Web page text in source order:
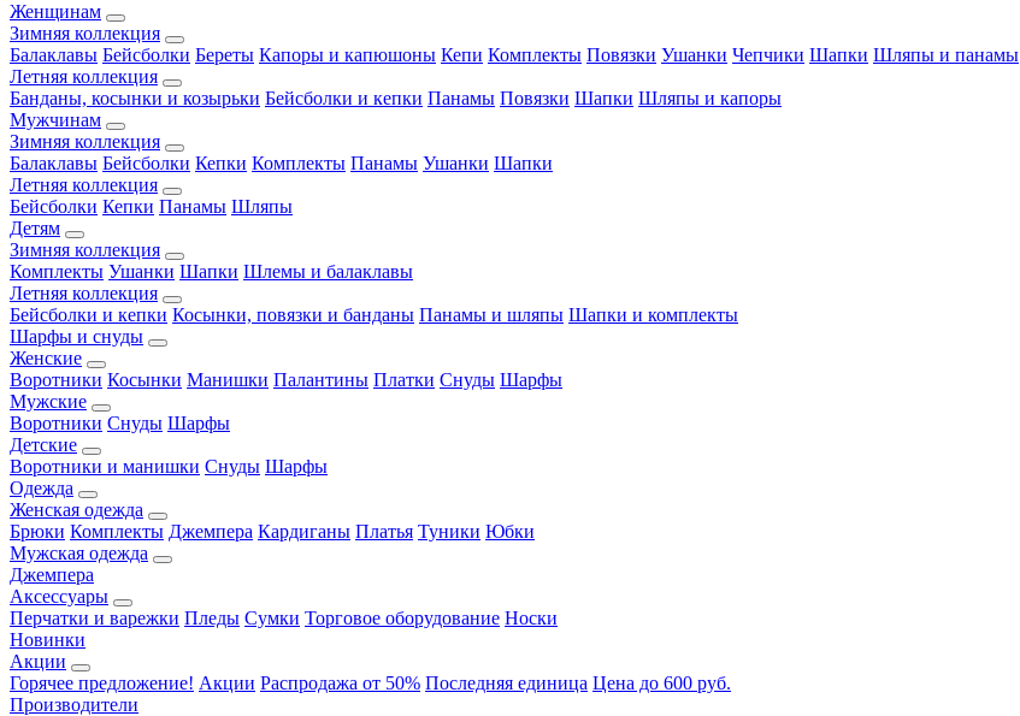
Женщинам
Зимняя коллекция
Балаклавы Бейсболки Береты Капоры и капюшоны Кепи Комплекты Повязки Ушанки Чепчики Шапки Шляпы и панамы
Летняя коллекция
Банданы, косынки и козырьки Бейсболки и кепки Панамы Повязки Шапки Шляпы и капоры
Мужчинам
Зимняя коллекция
Балаклавы Бейсболки Кепки Комплекты Панамы Ушанки Шапки
Летняя коллекция
Бейсболки Кепки Панамы Шляпы
Детям
Зимняя коллекция
Комплекты Ушанки Шапки Шлемы и балаклавы
Летняя коллекция
Бейсболки и кепки Косынки, повязки и банданы Панамы и шляпы Шапки и комплекты
Шарфы и снуды
Женские
Воротники Косынки Манишки Палантины Платки Снуды Шарфы
Мужские
Воротники Снуды Шарфы
Детские
Воротники и манишки Снуды Шарфы
Одежда
Женская одежда
Брюки Комплекты Джемпера Кардиганы Платья Туники Юбки
Мужская одежда
Джемпера
Аксессуары
Перчатки и варежки Пледы Сумки Торговое оборудование Носки
Новинки
Акции
Горячее предложение! Акции Распродажа от 50% Последняя единица Цена до 600 руб.
Производители